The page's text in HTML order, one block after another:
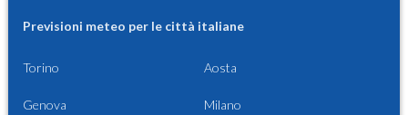
Previsioni meteo per le città italiane
Torino Aosta
Genova Milano